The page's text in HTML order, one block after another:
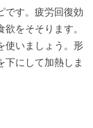
です。疲労回復効
をそそります。
使いましょう。形
下にして加熱しま